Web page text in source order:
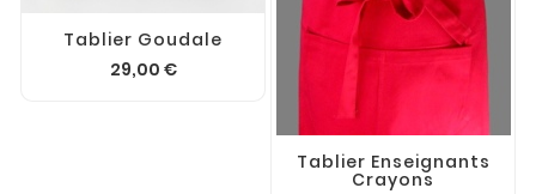
Tablier Goudale
29,00 €
Tablier Enseignants
Crayons